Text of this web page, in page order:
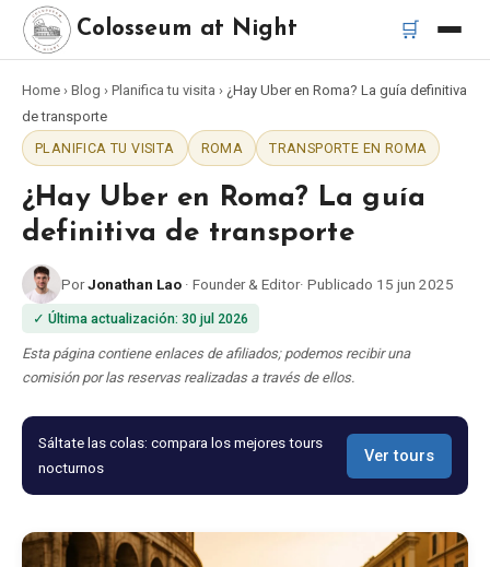
Colosseum at Night 🛒
Inicio
Mejores tours
Mejores tours nocturnos del Coliseo
Mejores tours en Roma
Bus turístico Roma
Catacumbas de Roma
Blog
Home › Blog › Planifica tu visita › ¿Hay Uber en Roma? La guía definitiva
de transporte
PLANIFICA TU VISITA
ROMA TRANSPORTE EN ROMA
¿Hay Uber en Roma? La guía
definitiva de transporte
PorJonathan Lao · Founder & Editor· Publicado 15 jun 2025
✓ Última actualización: 30 jul 2026
Esta página contiene enlaces de afiliados; podemos recibir una
comisión por las reservas realizadas a través de ellos.
Sáltate las colas: compara los mejores tours
nocturnos
Ver tours